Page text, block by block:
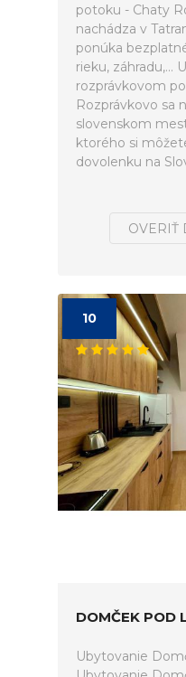
potoku - Chaty
nachádza v
ponúka
rieku, záhradu,...
rozprávkovom
Rozprávkovo sa
slovenskom
ktorého si
dovolenku na
OVERIŤ
10
DOMČEK POD
Ubytovanie